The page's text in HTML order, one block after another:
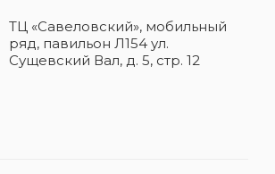
ТЦ «Савеловский», мобильный
ряд, павильон Л154 ул.
Сущевский Вал, д. 5, стр. 12